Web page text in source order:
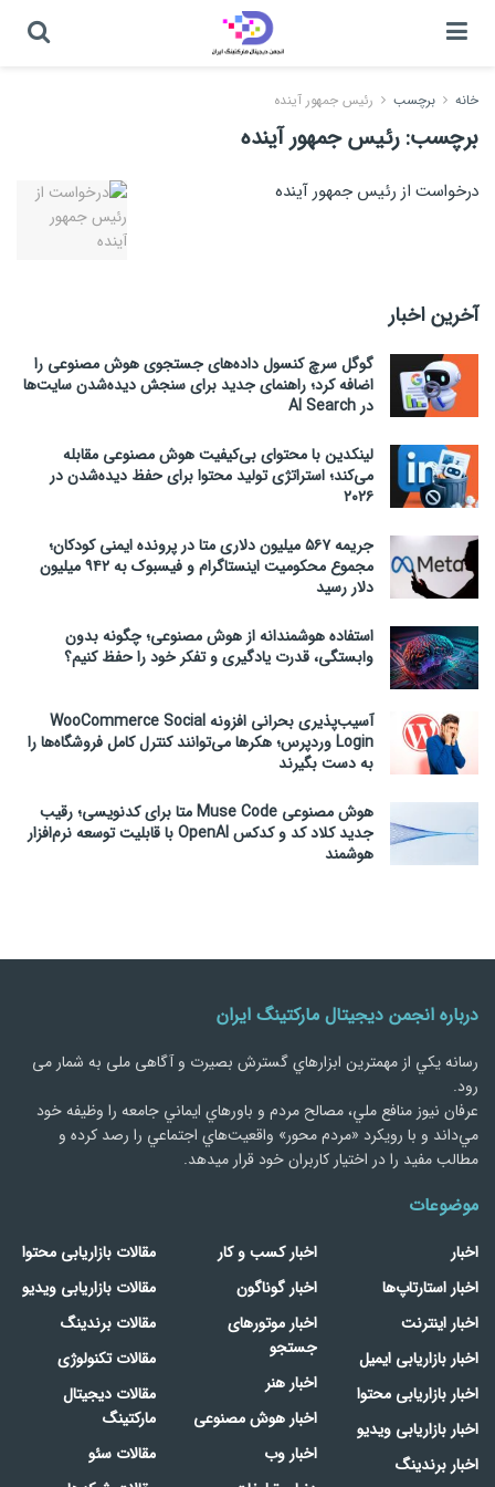
خانه برچسب رئیس جمهور آینده
برچسب:رئیس جمهور آینده
درخواست از رئیس جمهور آینده
آخرین اخبار
گوگل سرچ کنسول داده‌های جستجوی هوش مصنوعی را
اضافه کرد؛ راهنمای جدید برای سنجش دیده‌شدن سایت‌ها
در AI Search
لینکدین با محتوای بی‌کیفیت هوش مصنوعی مقابله
می‌کند؛ استراتژی تولید محتوا برای حفظ دیده‌شدن در
۲۰۲۶
جریمه ۵۶۷ میلیون دلاری متا در پرونده ایمنی کودکان؛
مجموع محکومیت اینستاگرام و فیسبوک به ۹۴۲ میلیون
دلار رسید
استفاده هوشمندانه از هوش مصنوعی؛ چگونه بدون
وابستگی، قدرت یادگیری و تفکر خود را حفظ کنیم؟
آسیب‌پذیری بحرانی افزونه WooCommerce Social
Login وردپرس؛ هکرها می‌توانند کنترل کامل فروشگاه‌ها را
به دست بگیرند
هوش مصنوعی Muse Code متا برای کدنویسی؛ رقیب
جدید کلاد کد و کدکس OpenAI با قابلیت توسعه نرم‌افزار
هوشمند
درباره انجمن دیجیتال مارکتینگ ایران
رسانه يكي از مهمترین ابزارهاي گسترش بصیرت و آگاهی ملی به شمار می
رود.
عرفان نیوز منافع ملي، مصالح مردم و باورهاي ايماني جامعه را وظيفه خود
مي‌داند و با رويكرد «مردم‌ محور» واقعيت‌هاي اجتماعي را رصد کرده و
مطالب مفید را در اختیار کاربران خود قرار میدهد.
موضوعات
اخبار
اخبار استارتاپ‌ها
اخبار اینترنت
اخبار بازاریابی ایمیل
اخبار بازاریابی محتوا
اخبار بازاریابی ویدیو
اخبار برندینگ
اخبار کسب و کار
اخبار گوناگون
اخبار موتورهای
جستجو
اخبار هنر
اخبار هوش مصنوعی
اخبار وب
مقالات بازاریابی محتوا
مقالات بازاریابی ویدیو
مقالات برندینگ
مقالات تکنولوژی
مقالات دیجیتال
مارکتینگ
مقالات سئو